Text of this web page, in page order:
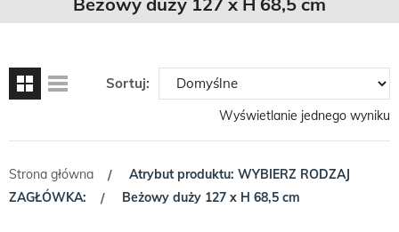
Sortuj:
Wyświetlanie jednego wyniku
Strona główna /
Atrybut produktu: WYBIERZ RODZAJ
ZAGŁÓWKA:
/ Beżowy duży 127 x H 68,5 cm